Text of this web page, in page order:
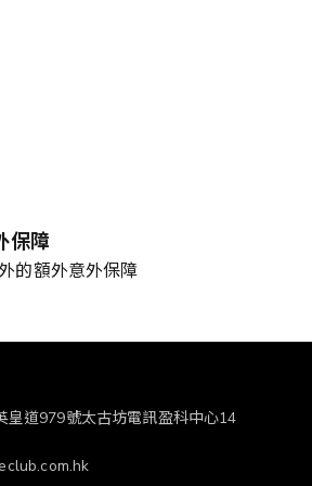
保障
的額外意外保障
皇道979號太古坊電訊盈科中心14